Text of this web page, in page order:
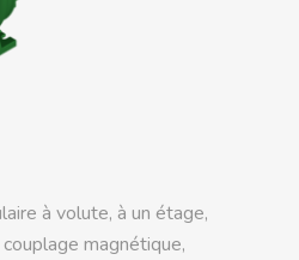
à volute, à un étage,
magnétique,